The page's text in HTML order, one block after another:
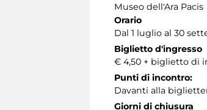
Museo dell'Ara Pacis
Orario
Dal 1 luglio al 30
Biglietto d'ingresso
€ 4,50 + biglietto di
Punti di incontro:
Davanti alla
Giorni di chiusura